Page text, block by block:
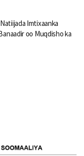
Imtixaanka
oo Muqdisho ka